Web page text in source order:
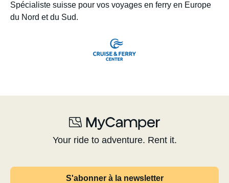
Spécialiste suisse pour vos voyages en ferry en Europe
du Nord et du Sud.
Your ride to adventure. Rent it.
S'abonner à la newsletter